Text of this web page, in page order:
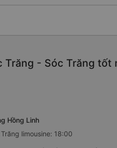
Trăng - Sóc Trăng tốt
Hồng Linh
limousine: 18:00